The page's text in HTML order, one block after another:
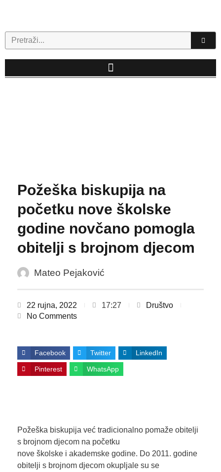
Search
Požeška biskupija na
početku nove školske
godine novčano pomogla
obitelji s brojnom djecom
Mateo Pejaković
22 rujna, 2022 17:27
Društvo
No Comments
Facebook Twitter LinkedIn
Pinterest WhatsApp
Požeška biskupija već tradicionalno pomaže obitelji
s brojnom djecom na početku
nove školske i akademske godine. Do 2011. godine
obitelji s brojnom djecom okupljale su se